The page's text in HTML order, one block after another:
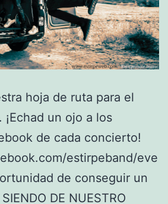
hoja de ruta para el
¡Echad un ojo a los
de cada concierto!
estirpeband/eve
de conseguir un
DE NUESTRO